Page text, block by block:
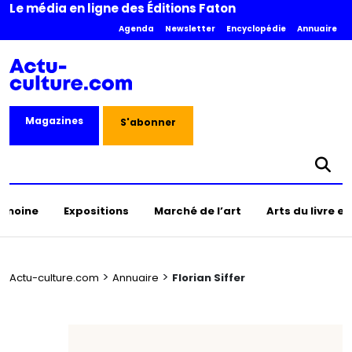
Le média en ligne des Éditions Faton
Agenda Newsletter Encyclopédie Annuaire
Magazines S'abonner
Expositions Marché de l’art Arts du livre
Actu-culture.com > Annuaire > Florian Siffer